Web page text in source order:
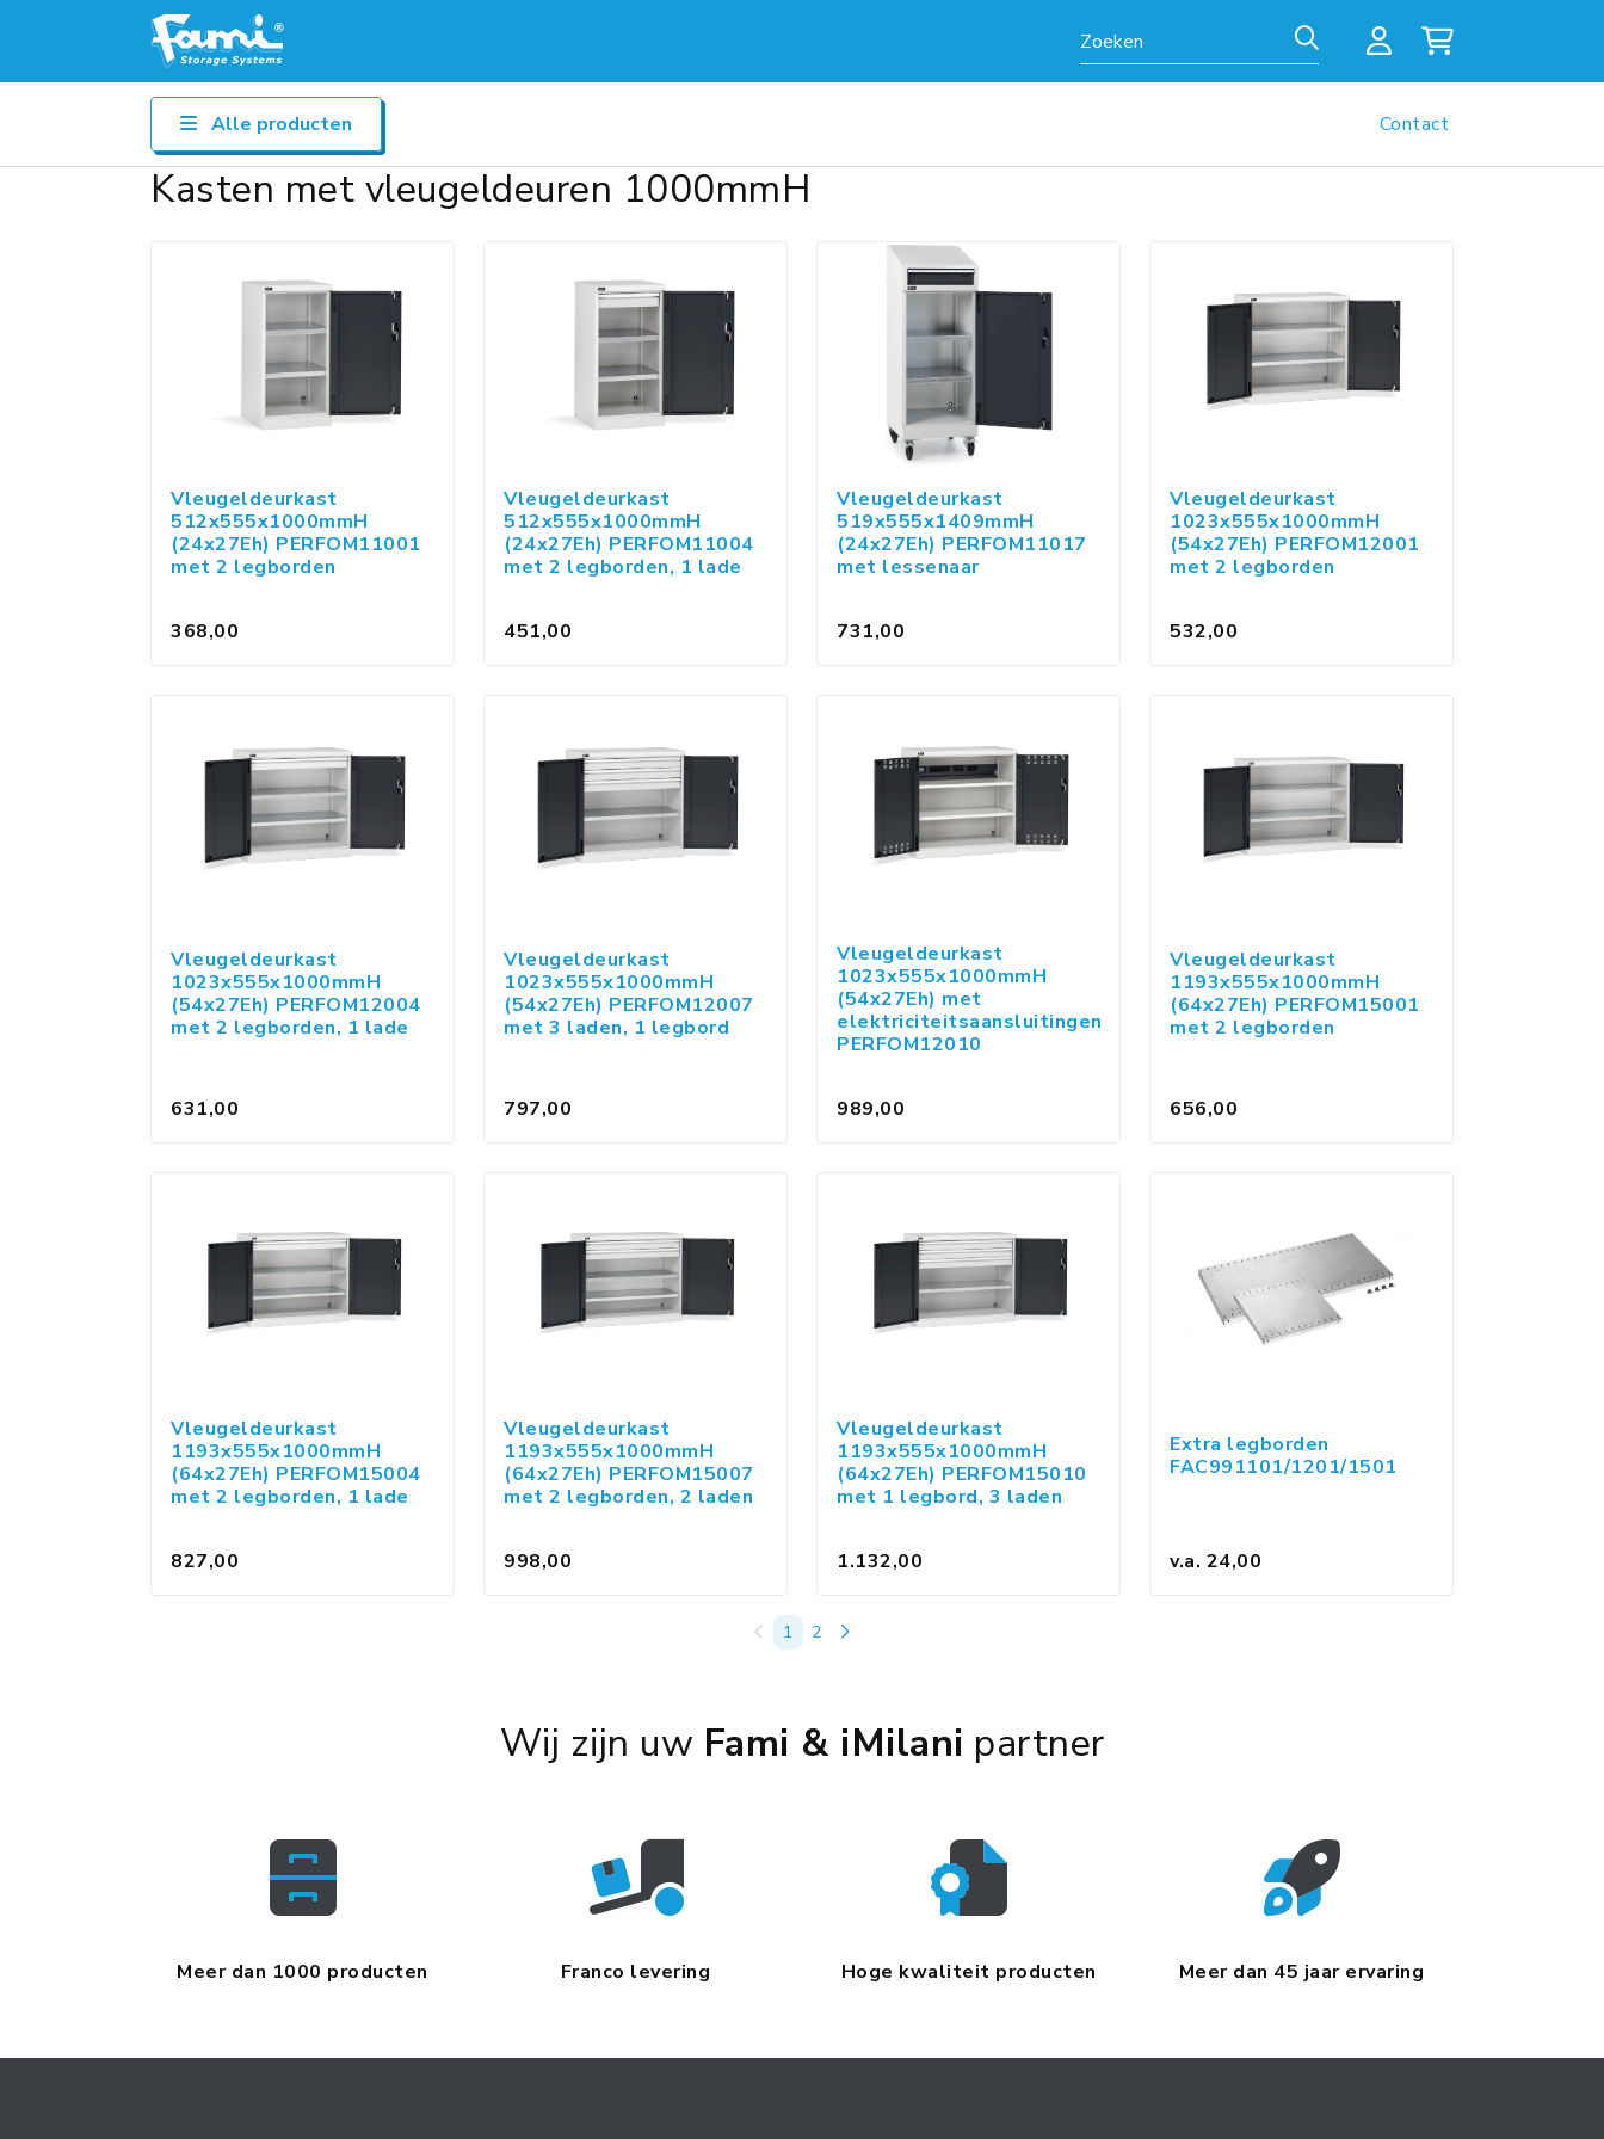
Zoeken
Alle producten Contact
Kasten met vleugeldeuren 1000mmH
Vleugeldeurkast
512x555x1000mmH
(24x27Eh) PERFOM11001
met 2 legborden
368,00
Vleugeldeurkast
512x555x1000mmH
(24x27Eh) PERFOM11004
met 2 legborden, 1 lade
451,00
Vleugeldeurkast
519x555x1409mmH
(24x27Eh) PERFOM11017
met lessenaar
731,00
Vleugeldeurkast
1023x555x1000mmH
(54x27Eh) PERFOM12001
met 2 legborden
532,00
Vleugeldeurkast
1023x555x1000mmH
(54x27Eh) PERFOM12004
met 2 legborden, 1 lade
631,00
Vleugeldeurkast
1023x555x1000mmH
(54x27Eh) PERFOM12007
met 3 laden, 1 legbord
797,00
Vleugeldeurkast
1023x555x1000mmH
(54x27Eh) met
elektriciteitsaansluitingen
PERFOM12010
989,00
Vleugeldeurkast
1193x555x1000mmH
(64x27Eh) PERFOM15001
met 2 legborden
656,00
Vleugeldeurkast
1193x555x1000mmH
(64x27Eh) PERFOM15004
met 2 legborden, 1 lade
827,00
Vleugeldeurkast
1193x555x1000mmH
(64x27Eh) PERFOM15007
met 2 legborden, 2 laden
998,00
Vleugeldeurkast
1193x555x1000mmH
(64x27Eh) PERFOM15010
met 1 legbord, 3 laden
1.132,00
Extra legborden
FAC991101/1201/1501
v.a. 24,00
1 2
Wij zijn uw Fami & iMilani partner
Meer dan 1000 producten Franco levering Hoge kwaliteit producten Meer dan 45 jaar ervaring